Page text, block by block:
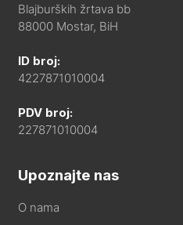
Blajburških žrtava bb
88000 Mostar, BiH
ID broj:
4227871010004
PDV broj:
227871010004
Upoznajte nas
O nama